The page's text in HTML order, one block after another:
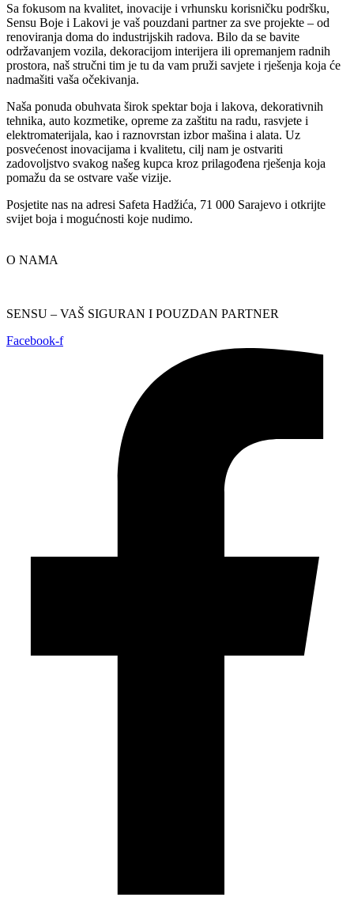
Sa fokusom na kvalitet, inovacije i vrhunsku korisničku podršku,
Sensu Boje i Lakovi je vaš pouzdani partner za sve projekte – od
renoviranja doma do industrijskih radova. Bilo da se bavite
održavanjem vozila, dekoracijom interijera ili opremanjem radnih
prostora, naš stručni tim je tu da vam pruži savjete i rješenja koja će
nadmašiti vaša očekivanja.
Naša ponuda obuhvata širok spektar boja i lakova, dekorativnih
tehnika, auto kozmetike, opreme za zaštitu na radu, rasvjete i
elektromaterijala, kao i raznovrstan izbor mašina i alata. Uz
posvećenost inovacijama i kvalitetu, cilj nam je ostvariti
zadovoljstvo svakog našeg kupca kroz prilagođena rješenja koja
pomažu da se ostvare vaše vizije.
Posjetite nas na adresi Safeta Hadžića, 71 000 Sarajevo i otkrijte
svijet boja i mogućnosti koje nudimo.
O NAMA
SENSU – VAŠ SIGURAN I POUZDAN PARTNER
Facebook-f